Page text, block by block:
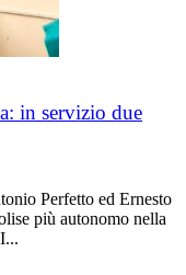
in servizio due
Perfetto ed Ernesto
più autonomo nella